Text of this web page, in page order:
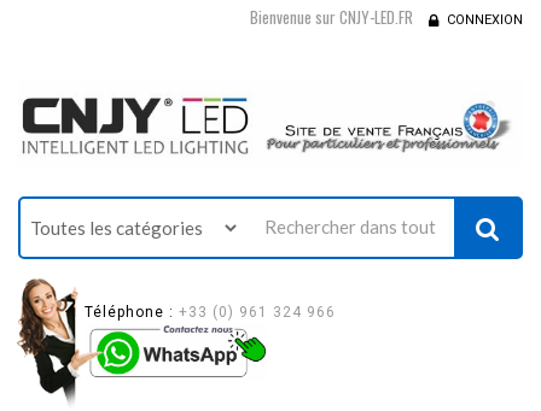
Bienvenue sur CNJY-LED.FR CONNEXION
Téléphone : +33 (0) 961 324 966